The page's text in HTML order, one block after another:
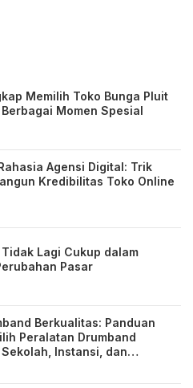
Memilih Toko Bunga Pluit
Momen Spesial
Agensi Digital: Trik
Kredibilitas Toko Online
Lagi Cukup dalam
Pasar
Berkualitas: Panduan
Peralatan Drumband
Instansi, dan